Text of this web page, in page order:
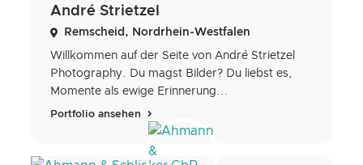
André Strietzel
Remscheid, Nordrhein-Westfalen
Willkommen auf der Seite von André Strietzel
Photography. Du magst Bilder? Du liebst es,
Momente als ewige Erinnerung...
Portfolio ansehen